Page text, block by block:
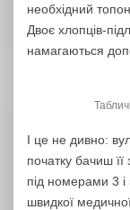
необхідний
Двоє хлопців-
намагаються
І це не дивно:
початку бачиш
під номерами 3
швидкої